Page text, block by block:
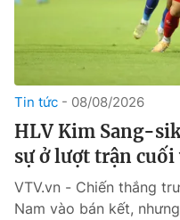
Chân dung
Sự kiện
Bóng đá
Tin tức 08/08/2026
HLV Kim Sang-
sự ở lượt trận cuối
VTV.vn - Chiến thắng
Nam vào bán kết,